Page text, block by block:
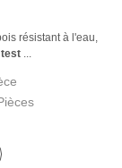
résistant à l'eau,
test ...